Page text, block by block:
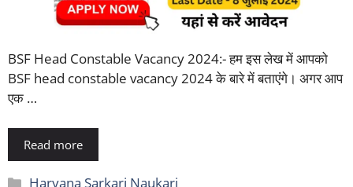
BSF Head Constable Vacancy 2024:- हम इस लेख में आपको
BSF head constable vacancy 2024 के बारे में बताएंगे। अगर आप
एक …
Read more
Categories
Haryana Sarkari Naukari